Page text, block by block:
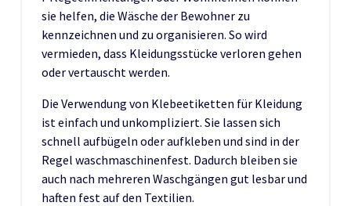
sie helfen, die Wäsche der Bewohner zu
kennzeichnen und zu organisieren. So wird
vermieden, dass Kleidungsstücke verloren gehen
oder vertauscht werden.
Die Verwendung von Klebeetiketten für Kleidung
ist einfach und unkompliziert. Sie lassen sich
schnell aufbügeln oder aufkleben und sind in der
Regel waschmaschinenfest. Dadurch bleiben sie
auch nach mehreren Waschgängen gut lesbar und
haften fest auf den Textilien.